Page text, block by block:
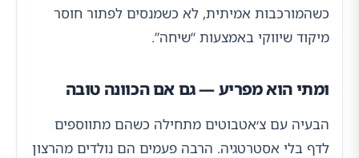
כשהמורכבות אמיתית, לא כשמנסים לפתור חוסר
מיקוד שיווקי באמצעות “שיחה”.
ומתי הוא מפריע — גם אם הכוונה טובה
הבעיה עם צ׳אטבוטים מתחילה כשהם מתווספים
לדף בלי אסטרטגיה. הרבה פעמים הם נולדים מהרצון